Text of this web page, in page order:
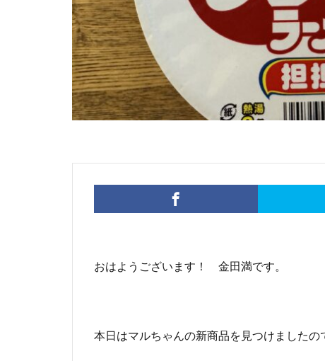
おはようございます！ 金田満です。
本日はマルちゃんの新商品を見つけましたの